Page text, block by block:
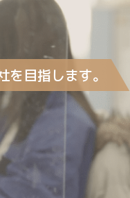
もち
や自動
価低減
います
目指します。